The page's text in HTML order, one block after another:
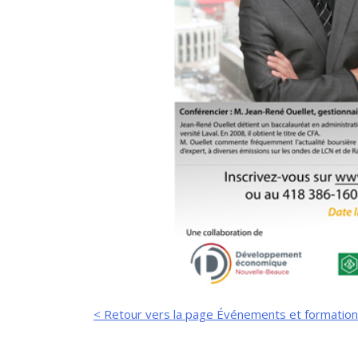
< Retour vers la page Événements et